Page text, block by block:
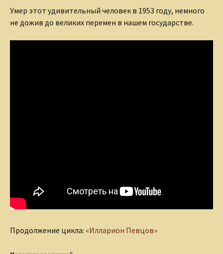
Умер этот удивительный человек в 1953 году, немного
не дожив до великих перемен в нашем государстве.
Продолжение цикла: «Илларион Певцов»